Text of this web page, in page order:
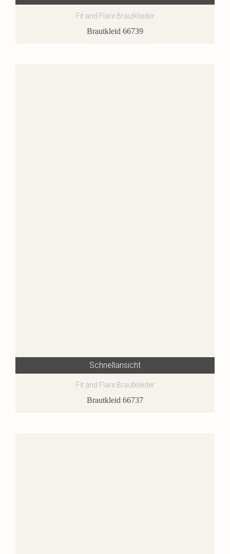
Fit and Flare Brautkleider
Brautkleid 66739
Schnellansicht
Fit and Flare Brautkleider
Brautkleid 66737